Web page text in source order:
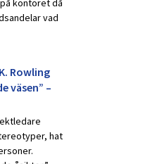
kontoret då
vad
Rowling
väsen” –
hat